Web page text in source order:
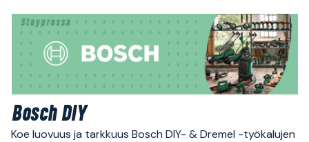
Bosch DIY
Koe luovuus ja tarkkuus Bosch DIY- & Dremel -työkalujen